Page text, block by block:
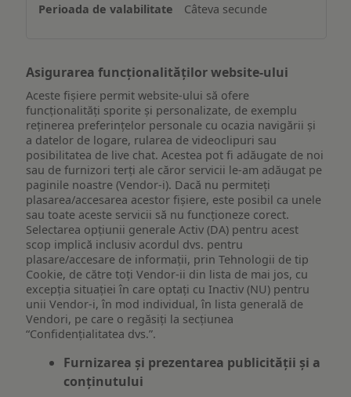
dispozitiv
Câteva secunde
Asigurarea funcționalităților website-ului
Aceste fișiere permit website-ului să ofere
funcționalități sporite și personalizate, de exemplu
reţinerea preferinţelor personale cu ocazia navigării și
a datelor de logare, rularea de videoclipuri sau
posibilitatea de live chat. Acestea pot fi adăugate de noi
sau de furnizori terți ale căror servicii le-am adăugat pe
paginile noastre (Vendor-i). Dacă nu permiteți
plasarea/accesarea acestor fișiere, este posibil ca unele
sau toate aceste servicii să nu funcționeze corect.
Selectarea opțiunii generale Activ (DA) pentru acest
scop implică inclusiv acordul dvs. pentru
plasare/accesare de informații, prin Tehnologii de tip
Cookie, de către toți Vendor-ii din lista de mai jos, cu
excepția situației în care optați cu Inactiv (NU) pentru
unii Vendor-i, în mod individual, în lista generală de
Vendori, pe care o regăsiți la secțiunea
“Confidențialitatea dvs.”.
Furnizarea și prezentarea publicității și a
conținutului